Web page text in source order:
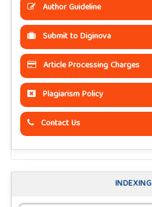
Author Guideline
Submit to Diginova
Article Processing Charges
Plagiarism Policy
Contact Us
INDEXING